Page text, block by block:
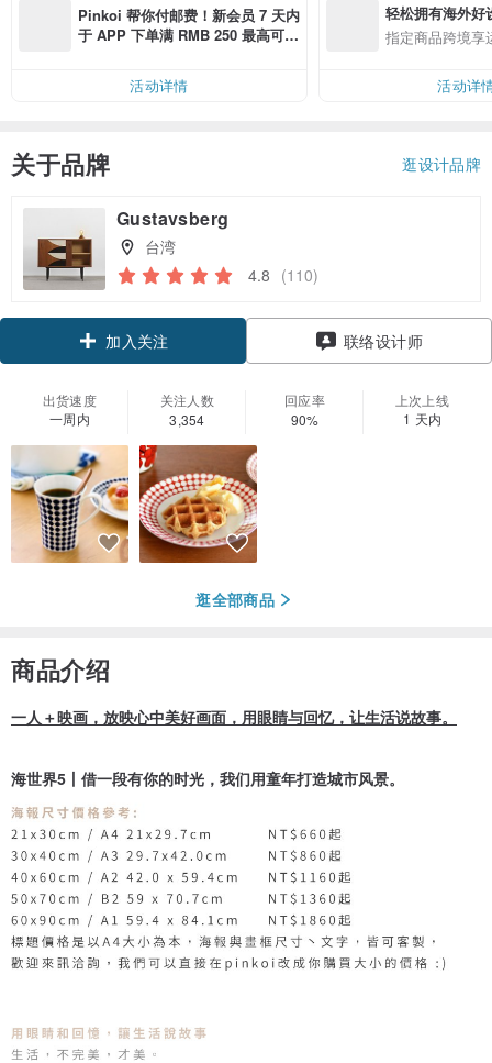
Pinkoi 帮你付邮费！新会员 7 天内
于 APP 下单满 RMB 250 最高可折
活动详情
轻松拥有海外好
指定商品跨境享
活动详
关于品牌 逛设计品牌
Gustavsberg
台湾
4.8 (110)
加入关注 联络设计师
出货速度
一周内
关注人数
3,354
回应率
90%
上次上线
1 天内
逛全部商品
商品介绍
一人＋映画，放映心中美好画面，用眼睛与回忆，让生活说故事。
海世界5丨借一段有你的时光，我们用童年打造城市风景。